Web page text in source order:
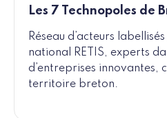
Les 7 Technopoles de
Réseau d’acteurs
national RETIS, experts
d’entreprises innovantes,
territoire breton.